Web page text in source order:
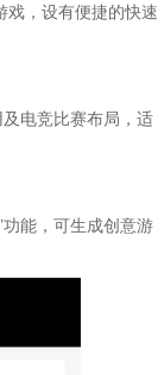
戏，设有便捷的快速
电竞比赛布局，适
能，可生成创意游